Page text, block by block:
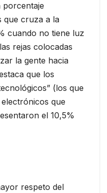
porcentaje
que cruza a la
cuando no tiene luz
rejas colocadas
la gente hacia
que los
(los que
que
el 10,5%
respeto del